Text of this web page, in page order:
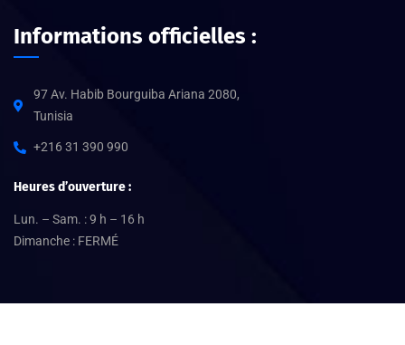
Informations officielles :
97 Av. Habib Bourguiba Ariana 2080,
Tunisia
+216 31 390 990
Heures d’ouverture :
Lun. – Sam. : 9 h – 16 h
Dimanche : FERMÉ